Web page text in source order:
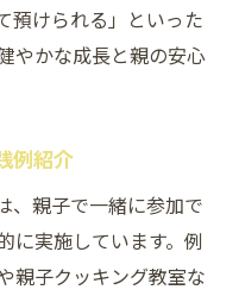
預けられる」といった
やかな成長と親の安心
例紹介
、親子で一緒に参加で
に実施しています。例
親子クッキング教室な